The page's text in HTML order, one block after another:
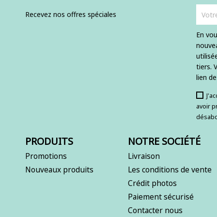
Recevez nos offres spéciales
En
tiers.
lien
avoir
PRODUITS
Promotions
Nouveaux produits
NOTRE SOCIÉTÉ
Livraison
Les conditions de vente
Crédit photos
Paiement sécurisé
Contacter nous